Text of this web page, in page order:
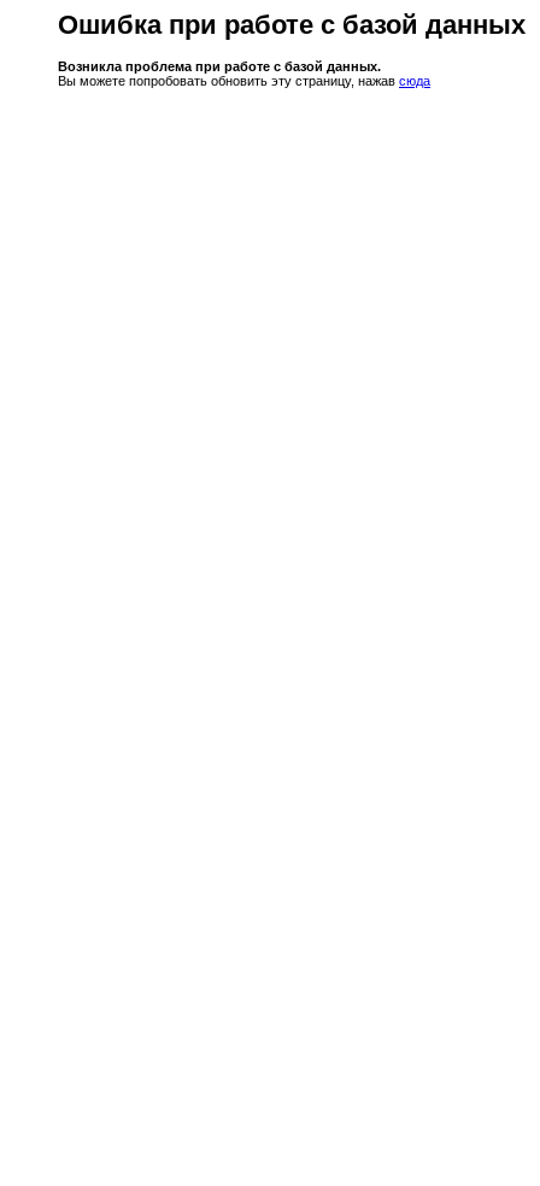
Ошибка при работе с базой данных
Возникла проблема при работе с базой данных.
Вы можете попробовать обновить эту страницу, нажав сюда